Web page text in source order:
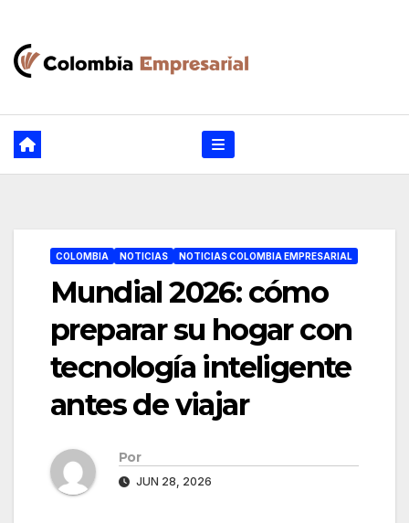
contenido
COLOMBIA NOTICIAS NOTICIAS COLOMBIA EMPRESARIAL
Mundial 2026: cómo
preparar su hogar con
tecnología inteligente
antes de viajar
Por
JUN 28, 2026